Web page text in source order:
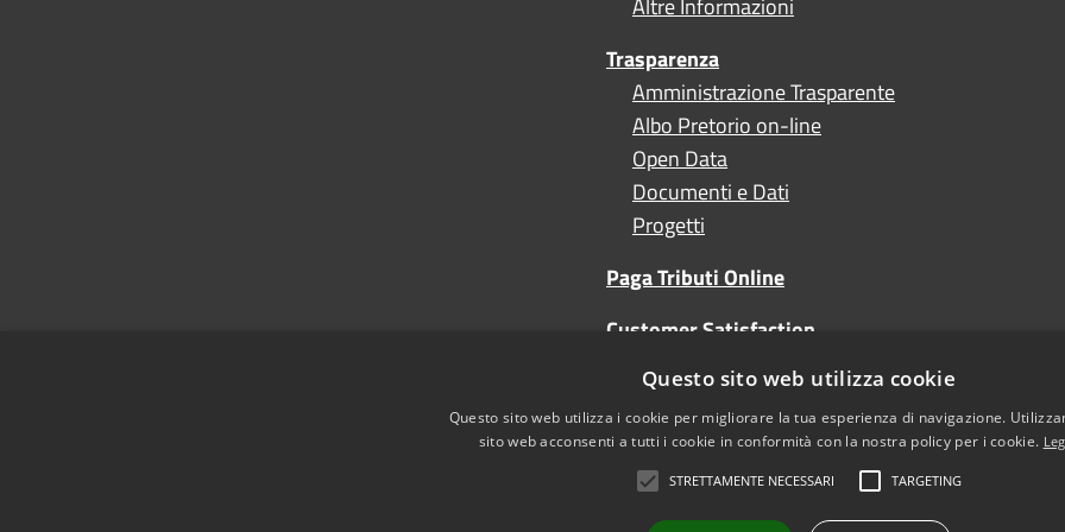
Altre Informazioni
Trasparenza
Amministrazione Trasparente
Albo Pretorio on-line
Open Data
Documenti e Dati
Progetti
Paga Tributi Online
Customer Satisfaction
Turismo
Questo sito web utilizza cookie
Questo sito web utilizza i cookie per migliorare la tua esperienza di navigazione.
sito web acconsenti a tutti i cookie in conformità con la nostra policy per i cookie.
STRETTAMENTE NECESSARI TARGETING